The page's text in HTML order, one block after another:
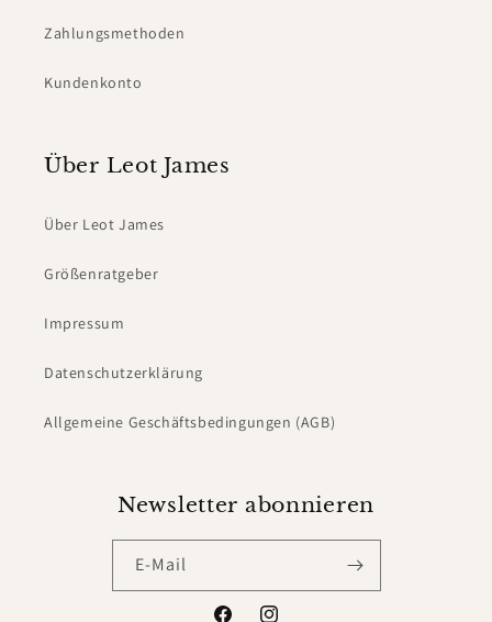
Zahlungsmethoden
Kundenkonto
Über Leot James
Über Leot James
Größenratgeber
Impressum
Datenschutzerklärung
Allgemeine Geschäftsbedingungen (AGB)
Newsletter abonnieren
E-Mail